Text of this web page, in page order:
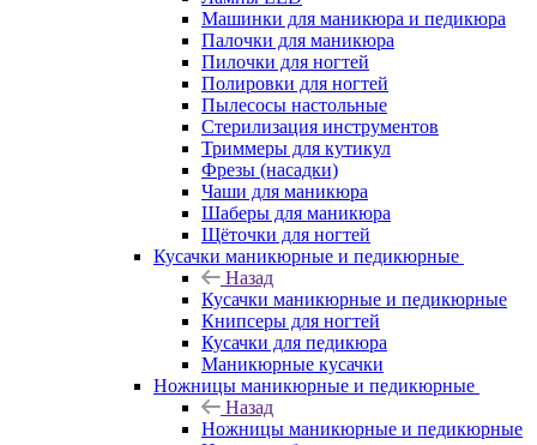
Машинки для маникюра и педикюра
Палочки для маникюра
Пилочки для ногтей
Полировки для ногтей
Пылесосы настольные
Стерилизация инструментов
Триммеры для кутикул
Фрезы (насадки)
Чаши для маникюра
Шаберы для маникюра
Щёточки для ногтей
Кусачки маникюрные и педикюрные
Назад
Кусачки маникюрные и педикюрные
Книпсеры для ногтей
Кусачки для педикюра
Маникюрные кусачки
Ножницы маникюрные и педикюрные
Назад
Ножницы маникюрные и педикюрные